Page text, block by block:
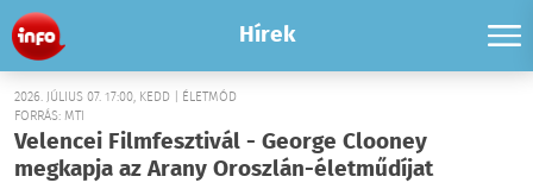
Hírek
2026. JÚLIUS 07. 17:00, KEDD | ÉLETMÓD
FORRÁS: MTI
Velencei Filmfesztivál - George Clooney
megkapja az Arany Oroszlán-életműdíjat